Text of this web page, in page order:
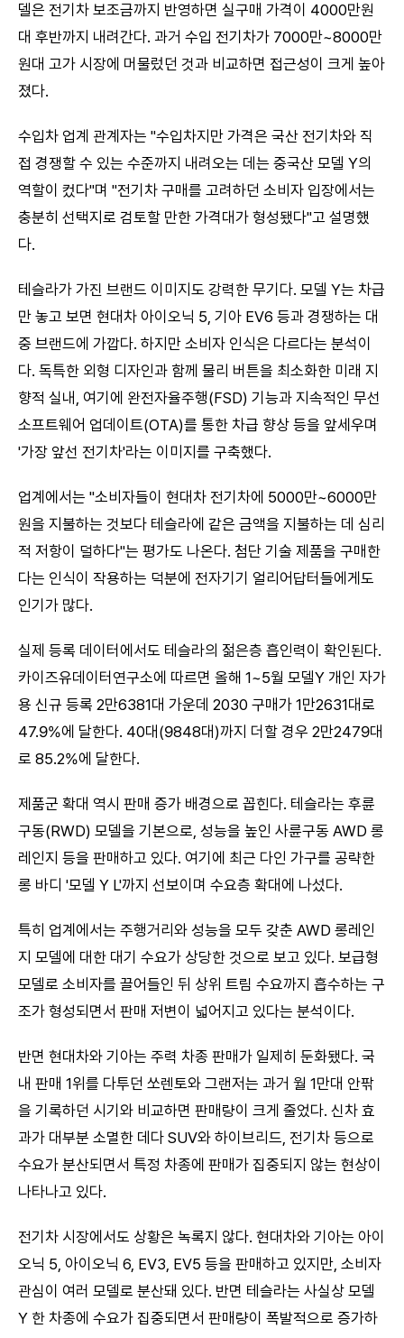
델은 전기차 보조금까지 반영하면 실구매 가격이 4000만원
대 후반까지 내려간다. 과거 수입 전기차가 7000만~8000만
원대 고가 시장에 머물렀던 것과 비교하면 접근성이 크게 높아
졌다.
수입차 업계 관계자는 "수입차지만 가격은 국산 전기차와 직
접 경쟁할 수 있는 수준까지 내려오는 데는 중국산 모델 Y의
역할이 컸다"며 "전기차 구매를 고려하던 소비자 입장에서는
충분히 선택지로 검토할 만한 가격대가 형성됐다"고 설명했
다.
테슬라가 가진 브랜드 이미지도 강력한 무기다. 모델 Y는 차급
만 놓고 보면 현대차 아이오닉 5, 기아 EV6 등과 경쟁하는 대
중 브랜드에 가깝다. 하지만 소비자 인식은 다르다는 분석이
다. 독특한 외형 디자인과 함께 물리 버튼을 최소화한 미래 지
향적 실내, 여기에 완전자율주행(FSD) 기능과 지속적인 무선
소프트웨어 업데이트(OTA)를 통한 차급 향상 등을 앞세우며
'가장 앞선 전기차'라는 이미지를 구축했다.
업계에서는 "소비자들이 현대차 전기차에 5000만~6000만
원을 지불하는 것보다 테슬라에 같은 금액을 지불하는 데 심리
적 저항이 덜하다"는 평가도 나온다. 첨단 기술 제품을 구매한
다는 인식이 작용하는 덕분에 전자기기 얼리어답터들에게도
인기가 많다.
실제 등록 데이터에서도 테슬라의 젊은층 흡인력이 확인된다.
카이즈유데이터연구소에 따르면 올해 1~5월 모델Y 개인 자가
용 신규 등록 2만6381대 가운데 2030 구매가 1만2631대로
47.9%에 달한다. 40대(9848대)까지 더할 경우 2만2479대
로 85.2%에 달한다.
제품군 확대 역시 판매 증가 배경으로 꼽힌다. 테슬라는 후륜
구동(RWD) 모델을 기본으로, 성능을 높인 사륜구동 AWD 롱
레인지 등을 판매하고 있다. 여기에 최근 다인 가구를 공략한
롱 바디 '모델 Y L'까지 선보이며 수요층 확대에 나섰다.
특히 업계에서는 주행거리와 성능을 모두 갖춘 AWD 롱레인
지 모델에 대한 대기 수요가 상당한 것으로 보고 있다. 보급형
모델로 소비자를 끌어들인 뒤 상위 트림 수요까지 흡수하는 구
조가 형성되면서 판매 저변이 넓어지고 있다는 분석이다.
반면 현대차와 기아는 주력 차종 판매가 일제히 둔화됐다. 국
내 판매 1위를 다투던 쏘렌토와 그랜저는 과거 월 1만대 안팎
을 기록하던 시기와 비교하면 판매량이 크게 줄었다. 신차 효
과가 대부분 소멸한 데다 SUV와 하이브리드, 전기차 등으로
수요가 분산되면서 특정 차종에 판매가 집중되지 않는 현상이
나타나고 있다.
전기차 시장에서도 상황은 녹록지 않다. 현대차와 기아는 아이
오닉 5, 아이오닉 6, EV3, EV5 등을 판매하고 있지만, 소비자
관심이 여러 모델로 분산돼 있다. 반면 테슬라는 사실상 모델
Y 한 차종에 수요가 집중되면서 판매량이 폭발적으로 증가하